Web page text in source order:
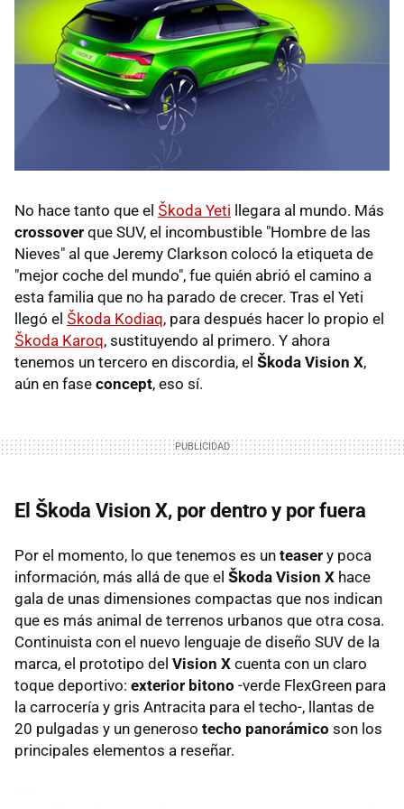
No hace tanto que el Škoda Yeti llegara al mundo. Más
crossover que SUV, el incombustible "Hombre de las
Nieves" al que Jeremy Clarkson colocó la etiqueta de
"mejor coche del mundo", fue quién abrió el camino a
esta familia que no ha parado de crecer. Tras el Yeti
llegó el Škoda Kodiaq, para después hacer lo propio el
Škoda Karoq, sustituyendo al primero. Y ahora
tenemos un tercero en discordia, el Škoda Vision X,
aún en fase concept, eso sí.
El Škoda Vision X, por dentro y por fuera
Por el momento, lo que tenemos es un teaser y poca
información, más allá de que el Škoda Vision X hace
gala de unas dimensiones compactas que nos indican
que es más animal de terrenos urbanos que otra cosa.
Continuista con el nuevo lenguaje de diseño SUV de la
marca, el prototipo del Vision X cuenta con un claro
toque deportivo: exterior bitono -verde FlexGreen para
la carrocería y gris Antracita para el techo-, llantas de
20 pulgadas y un generoso techo panorámico son los
principales elementos a reseñar.